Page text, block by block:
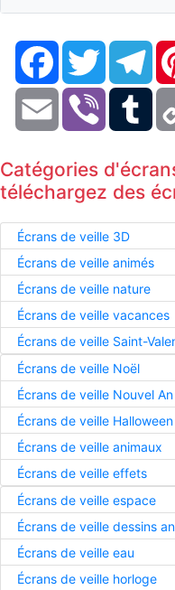
FacebookTwitter
Email Viber
Catégories
téléchargez des
Écrans de veille 3D
Écrans de veille animés
Écrans de veille nature
Écrans de veille vacances
Écrans de veille Saint-
Écrans de veille Noël
Écrans de veille Nouvel An
Écrans de veille Halloween
Écrans de veille animaux
Écrans de veille effets
Écrans de veille espace
Écrans de veille dessins
Écrans de veille eau
Écrans de veille horloge